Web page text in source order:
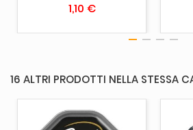
1,10 €
16 ALTRI PRODOTTI NELLA STESSA